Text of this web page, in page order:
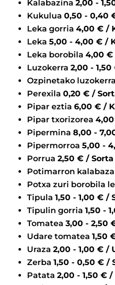
Kalabazina
Kukulua
Leka gorria
4,00 €
Leka
5,00 - 4,00
Leka borobila
Luzokerra
Ozpinetako luzokerra
Perexila
0,20 € /
Pipar eztia
6,00 € /
Pipar txorizorea
Pipermina
Pipermorroa
Porrua
2,50 € / Sorta
Potimarron kalabaza
Potxa zuri borobila
Tipula
1,50 -
Tipulin gorria
Tomatea
Udare tomatea
Uraza
2,00 - 1,00
Zerba
1,50 -
Patata
2,00 -